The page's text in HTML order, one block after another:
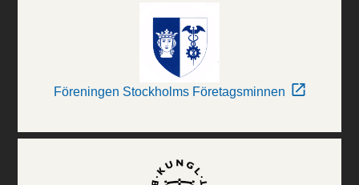
Föreningen Stockholms Företagsminnen